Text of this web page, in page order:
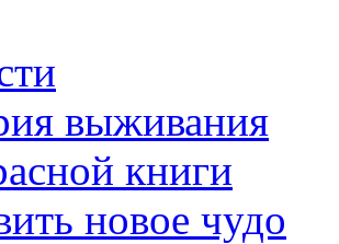
выживания
книги
новое чудо